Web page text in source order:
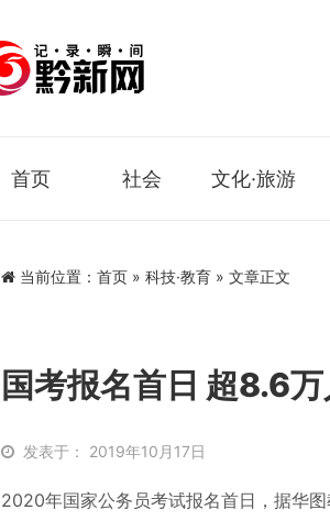
首页 社会 文化·旅游
当前位置： 首页 » 科技·教育 » 文章正文
国考报名首日 超8.6
发表于： 2019年10月17日
2020年国家公务员考试报名首日，据华